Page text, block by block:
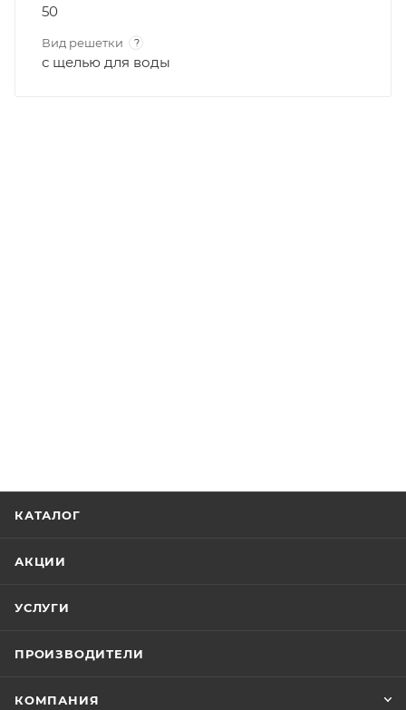
50
Вид решетки ?
с щелью для воды
КАТАЛОГ
АКЦИИ
УСЛУГИ
ПРОИЗВОДИТЕЛИ
КОМПАНИЯ